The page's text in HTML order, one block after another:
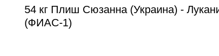
54 кг Плиш Сюзанна (Украина) -
(ФИАС-1)